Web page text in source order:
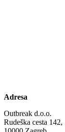
Adresa
Outbreak d.o.o.
Rudeška cesta 142,